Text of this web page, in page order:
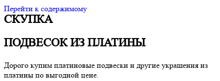
Перейти к содержимому
VIP-скупка в Новосибирске
Скупка в Новосибирске, продать ювелирные украшения
Новосибирск, скупка швейцарских часов в Новосибирске
СКУПКА
ПОДВЕСОК ИЗ ПЛАТИНЫ
Дорого купим платиновые подвески и другие украшения из
платины по выгодной цене.